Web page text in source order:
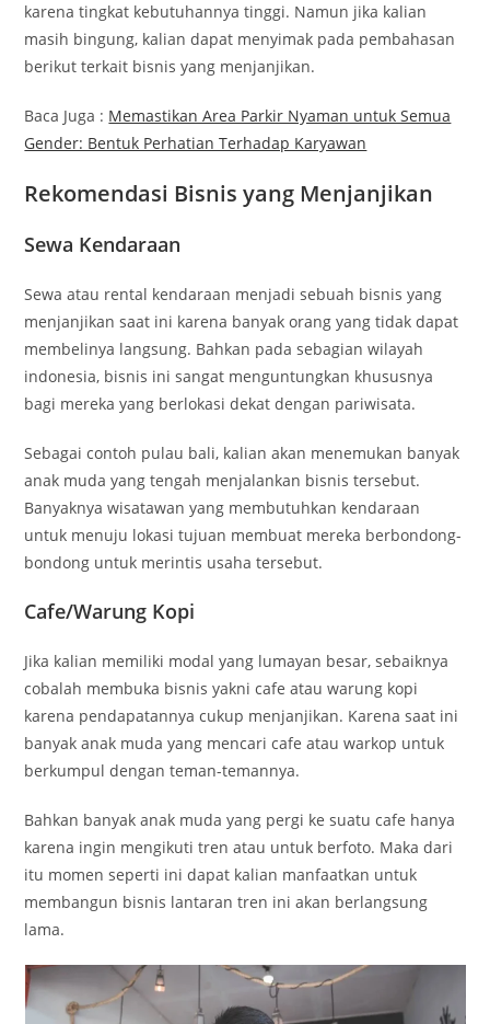
karena tingkat kebutuhannya tinggi. Namun jika kalian
masih bingung, kalian dapat menyimak pada pembahasan
berikut terkait bisnis yang menjanjikan.
Baca Juga : Memastikan Area Parkir Nyaman untuk Semua
Gender: Bentuk Perhatian Terhadap Karyawan
Rekomendasi Bisnis yang Menjanjikan
Sewa Kendaraan
Sewa atau rental kendaraan menjadi sebuah bisnis yang
menjanjikan saat ini karena banyak orang yang tidak dapat
membelinya langsung. Bahkan pada sebagian wilayah
indonesia, bisnis ini sangat menguntungkan khususnya
bagi mereka yang berlokasi dekat dengan pariwisata.
Sebagai contoh pulau bali, kalian akan menemukan banyak
anak muda yang tengah menjalankan bisnis tersebut.
Banyaknya wisatawan yang membutuhkan kendaraan
untuk menuju lokasi tujuan membuat mereka berbondong-
bondong untuk merintis usaha tersebut.
Cafe/Warung Kopi
Jika kalian memiliki modal yang lumayan besar, sebaiknya
cobalah membuka bisnis yakni cafe atau warung kopi
karena pendapatannya cukup menjanjikan. Karena saat ini
banyak anak muda yang mencari cafe atau warkop untuk
berkumpul dengan teman-temannya.
Bahkan banyak anak muda yang pergi ke suatu cafe hanya
karena ingin mengikuti tren atau untuk berfoto. Maka dari
itu momen seperti ini dapat kalian manfaatkan untuk
membangun bisnis lantaran tren ini akan berlangsung
lama.